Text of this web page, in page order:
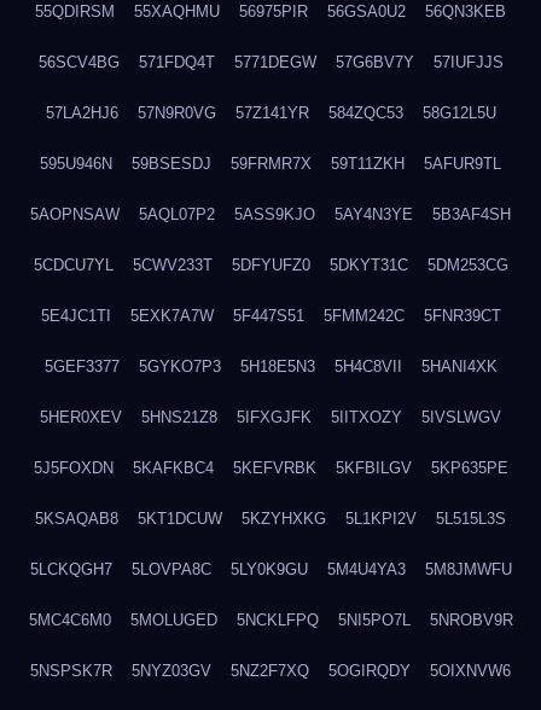
55QDIRSM 55XAQHMU 56975PIR 56GSA0U2 56QN3KEB
56SCV4BG 571FDQ4T 5771DEGW 57G6BV7Y 57IUFJJS
57LA2HJ6 57N9R0VG 57Z141YR 584ZQC53 58G12L5U
595U946N 59BSESDJ 59FRMR7X 59T11ZKH 5AFUR9TL
5AOPNSAW 5AQL07P2 5ASS9KJO 5AY4N3YE 5B3AF4SH
5CDCU7YL 5CWV233T 5DFYUFZ0 5DKYT31C 5DM253CG
5E4JC1TI 5EXK7A7W 5F447S51 5FMM242C 5FNR39CT
5GEF3377 5GYKO7P3 5H18E5N3 5H4C8VII 5HANI4XK
5HER0XEV 5HNS21Z8 5IFXGJFK 5IITXOZY 5IVSLWGV
5J5FOXDN 5KAFKBC4 5KEFVRBK 5KFBILGV 5KP635PE
5KSAQAB8 5KT1DCUW 5KZYHXKG 5L1KPI2V 5L515L3S
5LCKQGH7 5LOVPA8C 5LY0K9GU 5M4U4YA3 5M8JMWFU
5MC4C6M0 5MOLUGED 5NCKLFPQ 5NI5PO7L 5NROBV9R
5NSPSK7R 5NYZ03GV 5NZ2F7XQ 5OGIRQDY 5OIXNVW6